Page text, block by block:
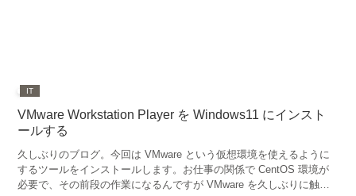
IT
VMware Workstation Player を Windows11 にインスト
ールする
久しぶりのブログ。今回は VMware という仮想環境を使えるように
するツールをインストールします。お仕事の関係で CentOS 環境が
必要で、その前段の作業になるんですが VMware を久しぶりに触る